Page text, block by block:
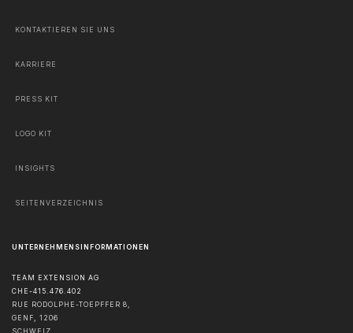
KONTAKTIEREN SIE UNS
KARRIERE
PRESS KIT
LOGO KIT
INSIGHTS
SEITENVERZEICHNIS
UNTERNEHMENSINFORMATIONEN
TEAM EXTENSION AG
CHE-415.476.402
RUE RODOLPHE-TOEPFFER 8,
GENF, 1206